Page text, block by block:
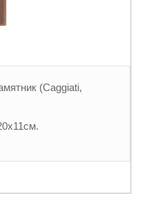
(Caggiati,